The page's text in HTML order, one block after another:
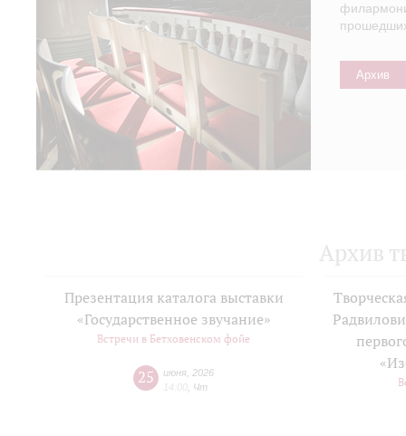
Архив
Архив
Презентация каталога выставки
«Государственное звучание»
Встречи в Бетховенском фойе
25 июня 2026
14:00 Чт